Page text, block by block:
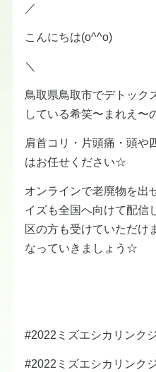
／
こんにちは(o^^o)
＼
鳥取県鳥取市でデトック
している希笑〜まれえ〜
肩首コリ・片頭痛・頭や
はお任せください☆
オンラインで老廃物を出
イズも全国へ向けて配
区の方も受けていただけ
なっていきましょう☆
#2022ミズエシカリンク
#2022ミズエシカリンク